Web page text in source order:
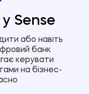
Sense
або навіть
банк
керувати
на бізнес-